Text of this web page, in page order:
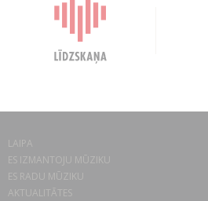
LAIPA
ES IZMANTOJU MŪZIKU
ES RADU MŪZIKU
AKTUALITĀTES